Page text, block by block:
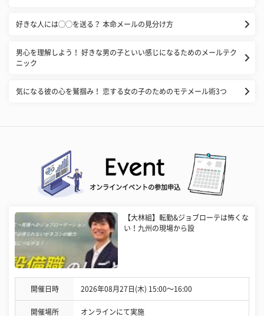
好きな人には◯◯を送る？ 本命メールの見分け方
男心を理解しよう！ 好きな男の子といい感じになるためのメールテク
ニック
気になる彼の心を鷲掴み！ 恋する女の子のためのモテメール術3つ
オンラインイベントの参加申込
【大林組】転勤&ジョブローテは怖くな
い！九州の現場から設
開催日時 2026年08月27日(木) 15:00〜16:00
開催場所 オンラインにて実施